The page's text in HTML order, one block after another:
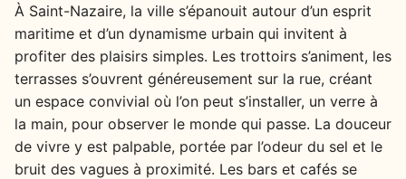
À Saint-Nazaire, la ville s’épanouit autour d’un esprit
maritime et d’un dynamisme urbain qui invitent à
profiter des plaisirs simples. Les trottoirs s’animent, les
terrasses s’ouvrent généreusement sur la rue, créant
un espace convivial où l’on peut s’installer, un verre à
la main, pour observer le monde qui passe. La douceur
de vivre y est palpable, portée par l’odeur du sel et le
bruit des vagues à proximité. Les bars et cafés se